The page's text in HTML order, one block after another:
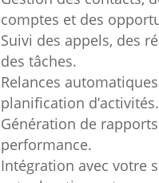
comptes et des
Suivi des appels, des
des tâches.
Relances
planification d’activités.
Génération de
performance.
Intégration avec votre